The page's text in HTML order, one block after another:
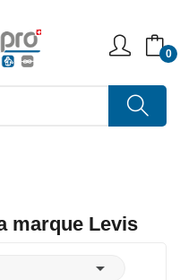
0
marque Levis
